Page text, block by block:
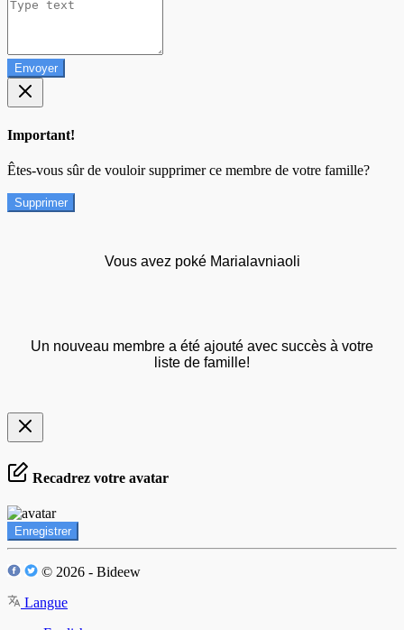
Envoyer
Important!
Êtes-vous sûr de vouloir supprimer ce membre de votre famille?
Supprimer
Vous avez poké Marialavniaoli
Un nouveau membre a été ajouté avec succès à votre
liste de famille!
Recadrez votre avatar
Enregistrer
© 2026 - Bideew
Langue